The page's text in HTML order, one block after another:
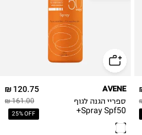
120.75 ₪
161.00 ₪
25% OFF
AVENE
ספריי הגנה לגוף
Spray Spf50+